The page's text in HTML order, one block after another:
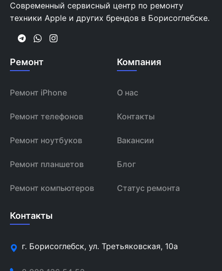
Современный сервисный центр по ремонту
техники Apple и других брендов в Борисоглебске.
Ремонт
Ремонт iPhone
Ремонт телефонов
Ремонт ноутбуков
Ремонт планшетов
Ремонт компьютеров
Компания
О нас
Контакты
Вакансии
Блог
Статус ремонта
Контакты
г. Борисоглебск, ул. Третьяковская, 10а